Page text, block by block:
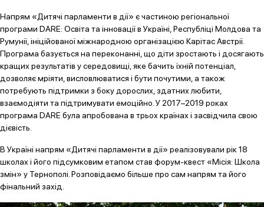
Напрям «Дитячі парламенти в дії» є частиною регіональної
програми DARE: Освіта та інновації в Україні, Республіці Молдова та
Румунії, ініційованої міжнародною організацією Карітас Австрії.
Програма базується на переконанні, що діти зростають і досягають
кращих результатів у середовищі, яке бачить їхній потенціал,
дозволяє мріяти, висловлюватися і бути почутими, а також
потребують підтримки з боку дорослих, здатних любити,
взаємодіяти та підтримувати емоційно. У 2017–2019 роках
програма DARE була апробована в трьох країнах і засвідчила свою
дієвість.
В Україні напрям «Дитячі парламенти в дії» реалізовували рік 18
школах і його підсумковим етапом став форум-квест «Місія: Школа
змін» у Тернополі. Розповідаємо більше про сам напрям та його
фінальний захід.